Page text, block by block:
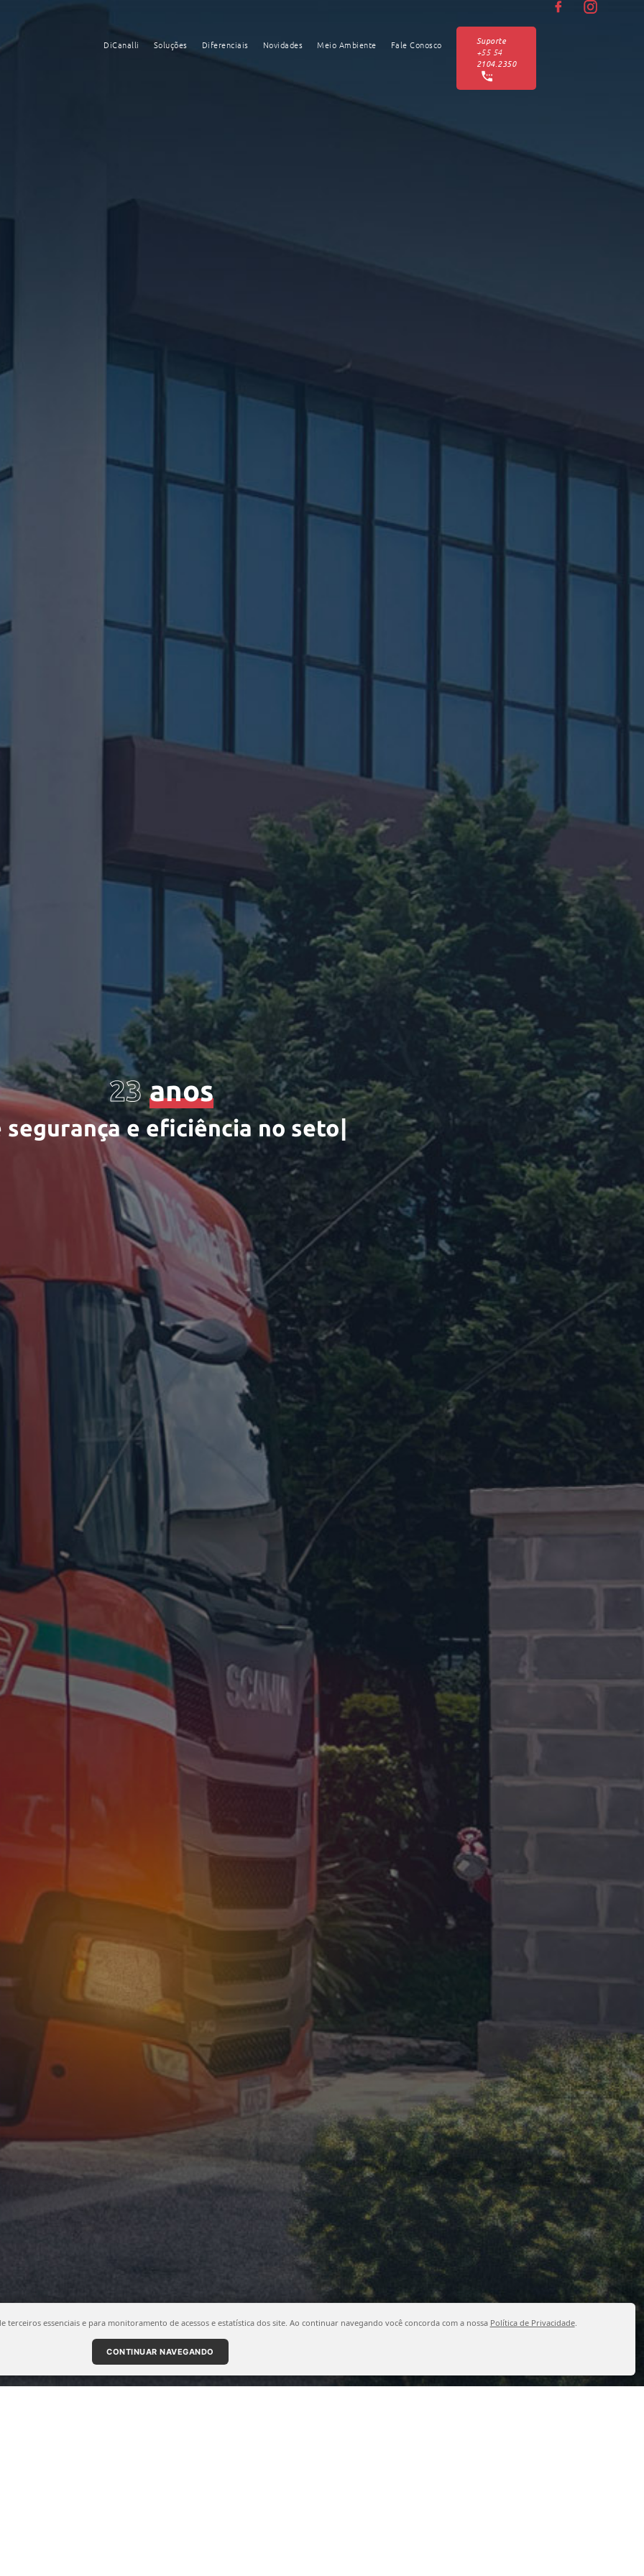
DiCanalli Soluções Diferenciais Novidades Meio Ambiente Fale Conosco
Suporte
+55 54
2104.2350
23 anos
segurança e efciência no setor.|
essenciais e para monitoramento de acessos e estatística dos site. Ao continuar navegando você concorda com a nossa Política de Privacidade.
CONTINUAR NAVEGANDO